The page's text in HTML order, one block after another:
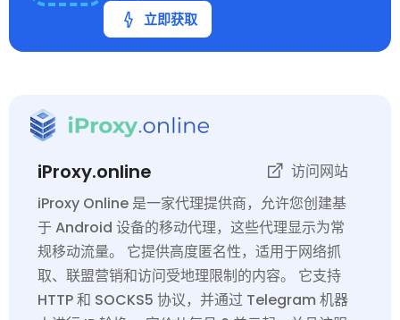
立即获取
iProxy.online
访问网站
iProxy Online 是一家代理提供商，允许您创建基
于 Android 设备的移动代理，这些代理显示为常
规移动流量。 它提供高度匿名性，适用于网络抓
取、联盟营销和访问受地理限制的内容。 它支持
HTTP 和 SOCKS5 协议，并通过 Telegram 机器